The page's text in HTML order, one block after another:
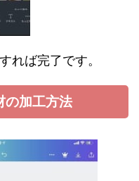
れば完了です。
の加工方法